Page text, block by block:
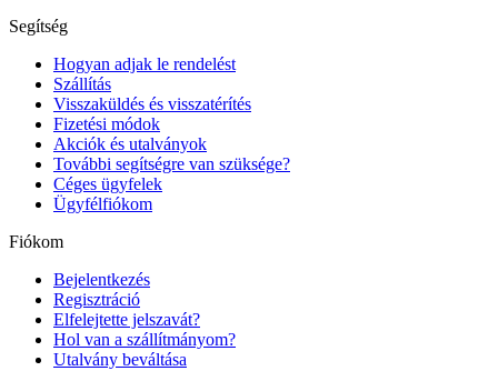
Segítség
Hogyan adjak le rendelést
Szállítás
Visszaküldés és visszatérítés
Fizetési módok
Akciók és utalványok
További segítségre van szüksége?
Céges ügyfelek
Ügyfélfiókom
Fiókom
Bejelentkezés
Regisztráció
Elfelejtette jelszavát?
Hol van a szállítmányom?
Utalvány beváltása